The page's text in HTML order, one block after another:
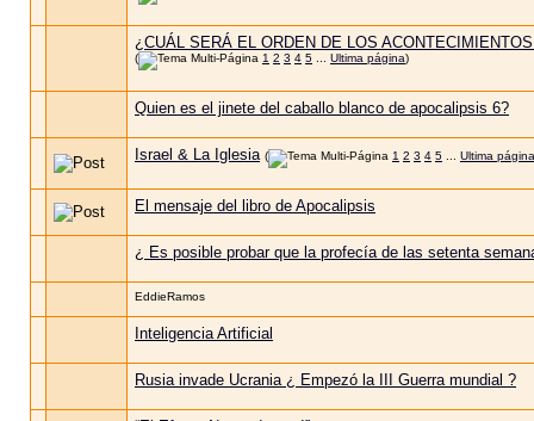
¿CUÁL SERÁ EL ORDEN DE LOS
( 1 2 3 4 5 Ultima página)
Quien es el jinete del caballo blanco de apocalipsis 6?
Israel & La Iglesia ( 1 2 3 4 5 Ultima página
El mensaje del libro de Apocalipsis
¿ Es posible probar que la profecía de las setenta
EddieRamos
Inteligencia Artificial
Rusia invade Ucrania ¿ Empezó la III Guerra mundial ?